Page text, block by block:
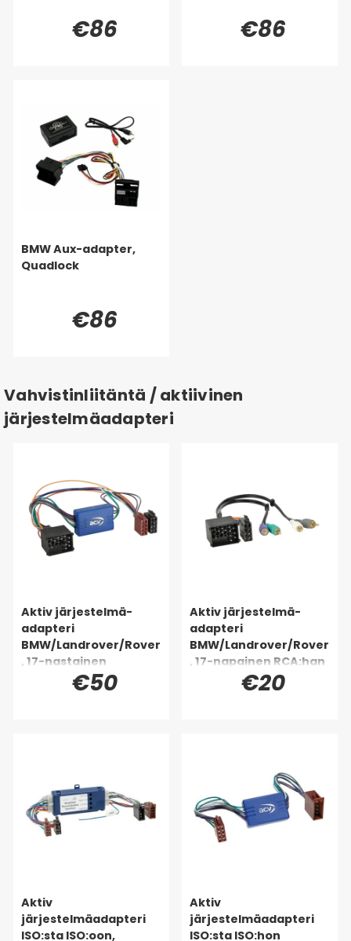
€86 €86
BMW Aux-adapter,
Quadlock
€86
Vahvistinliitäntä / aktiivinen
järjestelmäadapteri
Aktiv järjestelmä-
adapteri
BMW/Landrover/Rover
, 17-nastainen
€50
Aktiv järjestelmä-
adapteri
BMW/Landrover/Rover
, 17-napainen RCA:han
€20
Aktiv
järjestelmäadapteri
ISO:sta ISO:oon,
Aktiv
järjestelmäadapteri
ISO:sta ISO:hon